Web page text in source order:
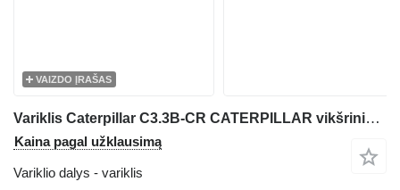
VAIZDO ĮRAŠAS
Variklis Caterpillar C3.3B-CR CATERPILLAR vikšrinio minikrautuvo Caterpillar 289D
Kaina pagal užklausimą
Variklio dalys - variklis